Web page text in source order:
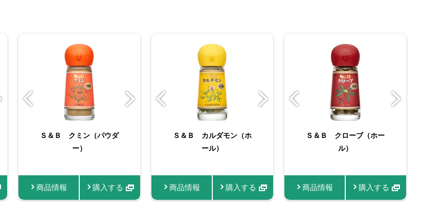
たっぷりサイズ おろし
生にんにく
商品情報 購入する
名匠にんにく
商品情報 購入する
お徳用おろし生にんにく
商品情報 購入す
おろし生しょうが
商品情報 購入する
たっぷりサイズ おろし
生しょうが
商品情報 購入する
名匠しょうが
商品情報 購入する
Ｓ＆Ｂ クミン（パウダ
ー）
商品情報 購入する
Ｓ＆Ｂ 袋入りクミン
（パウダー） ファスナ
商品情報 購入する
スマートスパイス クミ
商品情報
ORGANIC SPICE 袋
入り有機カルダモン（ホ
商品情報 購入する
Ｓ＆Ｂ カルダモン（ホ
ール）
商品情報 購入する
ORGANIC SPICE 袋
入り有機カルダモン（ホ
商品情報 購入する
ORGANIC SPICE 有
機クローブ（ホール）
商品情報 購入する
Ｓ＆Ｂ クローブ（ホー
ル）
商品情報 購入する